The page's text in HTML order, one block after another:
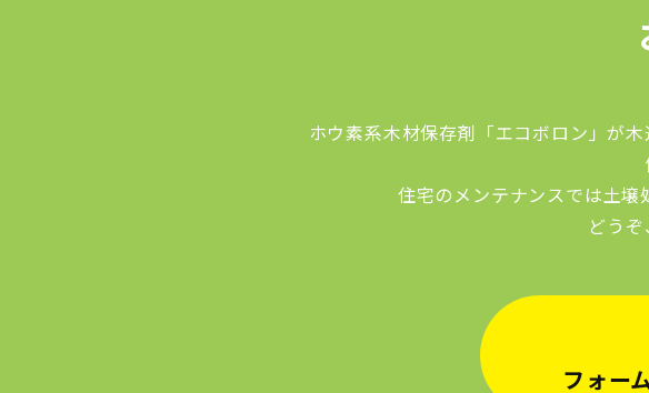
ホウ素系木材保存剤「エコボロン」が
住宅のメンテナンスでは土壌
どう
フォー